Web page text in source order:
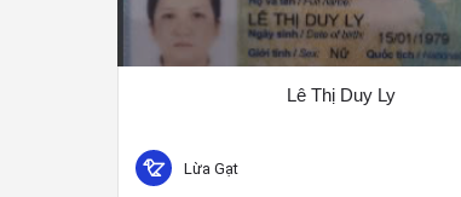
Lê Thị Duy Ly
Lừa Gạt